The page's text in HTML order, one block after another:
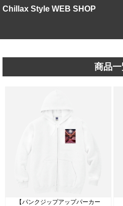
Chillax Style WEB SHOP
商品
【パンクジップアップパーカー